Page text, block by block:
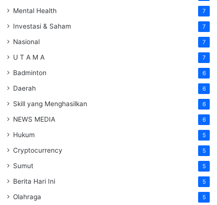
Mental Health 7
Investasi & Saham 7
Nasional 7
U T A M A 7
Badminton 6
Daerah 6
Skill yang Menghasilkan 6
NEWS MEDIA 6
Hukum 5
Cryptocurrency 5
Sumut 5
Berita Hari Ini 5
Olahraga 5